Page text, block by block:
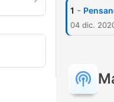
1 -
04 dic.